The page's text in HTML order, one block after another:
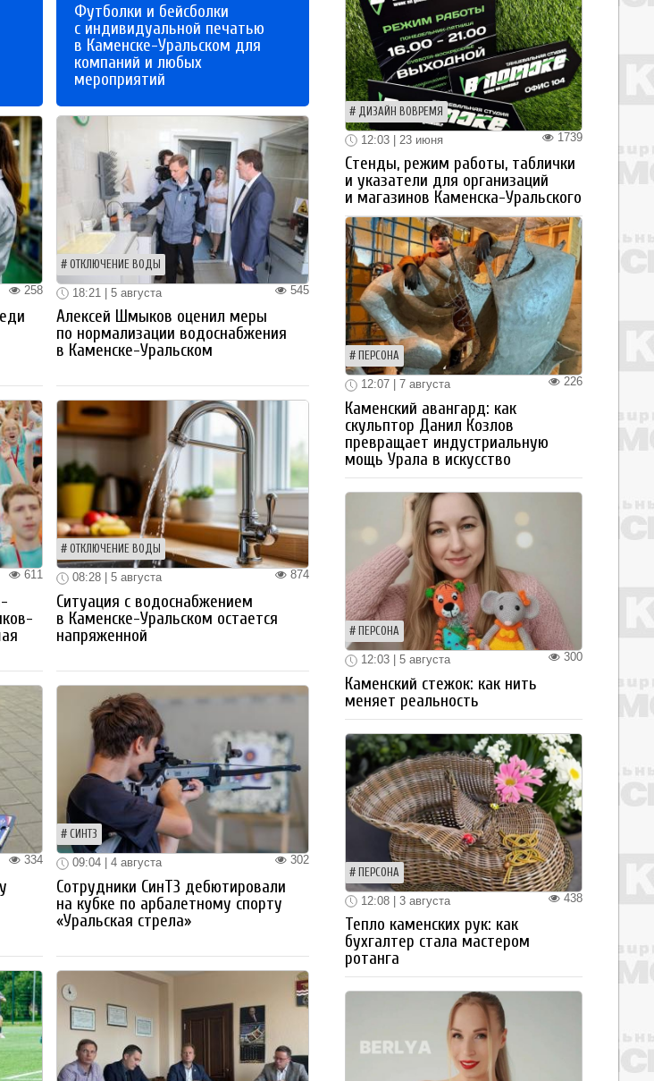
Футболки и бейсболки
с индивидуальной печатью
в Каменске-Уральском для
компаний и любых
мероприятий
258
ОТКЛЮЧЕНИЕ ВОДЫ
545
18:21 | 5 августа
Алексей Шмыков оценил меры
по нормализации водоснабжения
в Каменске-Уральском
611
ОТКЛЮЧЕНИЕ ВОДЫ
874
08:28 | 5 августа
Ситуация с водоснабжением
в Каменске-Уральском остается
напряженной
334
СИНТЗ
302
09:04 | 4 августа
Сотрудники СинТЗ дебютировали
на кубке по арбалетному спорту
«Уральская стрела»
ДИЗАЙН ВОВРЕМЯ
1739
12:03 | 23 июня
Стенды, режим работы, таблички
и указатели для организаций
и магазинов Каменска-Уральского
ПЕРСОНА
226
12:07 | 7 августа
Каменский авангард: как
скульптор Данил Козлов
превращает индустриальную
мощь Урала в искусство
ПЕРСОНА
300
12:03 | 5 августа
Каменский стежок: как нить
меняет реальность
ПЕРСОНА
438
12:08 | 3 августа
Тепло каменских рук: как
бухгалтер стала мастером
ротанга